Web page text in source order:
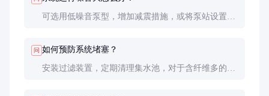
可选用低噪音泵型，增加减震措施，或将泵站设置在
问 如何预防系统堵塞？
安装过滤装置，定期清理集水池，对于含纤维多的污